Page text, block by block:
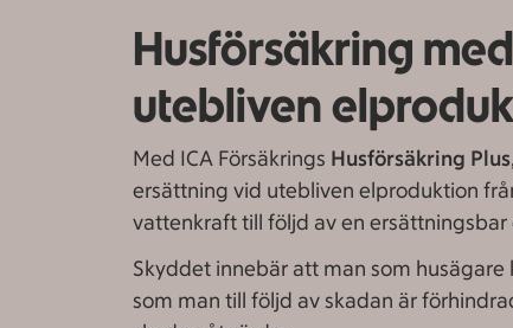
Husförsäkring
utebliven
Med ICA Försäkrings Husförsäkring Plus
ersättning vid utebliven elproduktion
vattenkraft till följd av en
Skyddet innebär att man som
som man till följd av skadan är